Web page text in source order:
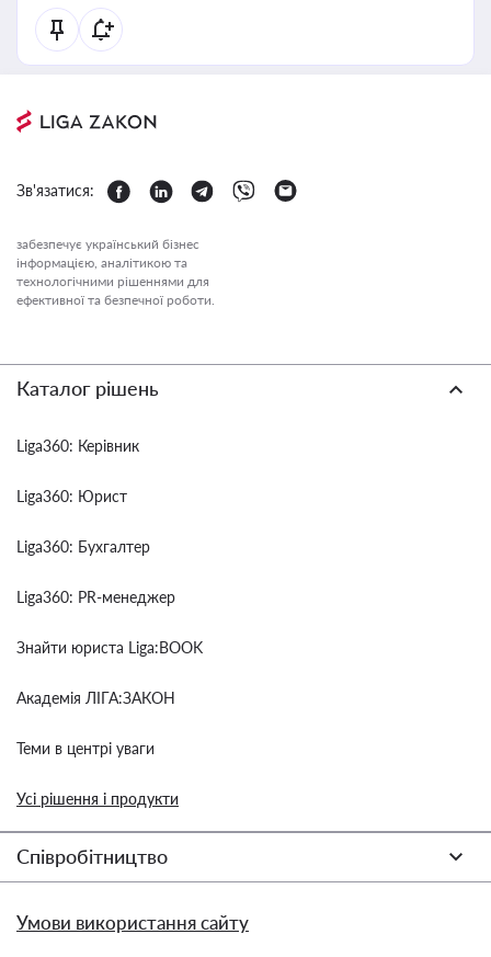
Зв'язатися:
забезпечує український бізнес
інформацією, аналітикою та
технологічними рішеннями для
ефективної та безпечної роботи.
Каталог рішень
Liga360: Керівник
Liga360: Юрист
Liga360: Бухгалтер
Liga360: PR-менеджер
Знайти юриста Liga:BOOK
Академія ЛІГА:ЗАКОН
Теми в центрі уваги
Усі рішення і продукти
Співробітництво
Умови використання сайту